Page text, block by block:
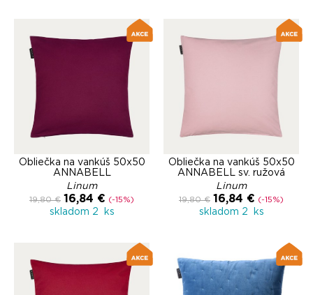
Obliečka na vankúš 50x50
ANNABELL
Linum
19,80 € 16,84 € (-15%)
skladom 2 ks
Obliečka na vankúš 50x50
ANNABELL sv. ružová
Linum
19,80 € 16,84 € (-15%)
skladom 2 ks